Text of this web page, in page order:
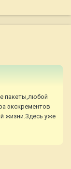
пакеты,любой
экскрементов
жизни.Здесь уже